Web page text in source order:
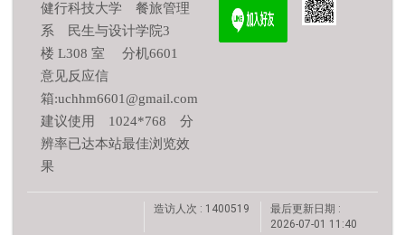
健行科技大学 餐旅管理
系 民生与设计学院3
楼 L308 室 分机6601
意见反应信
箱:uchhm6601@gmail.com
建议使用 1024*768 分
辨率已达本站最佳浏览效
果
造访人次 : 1400519
最后更新日期 :
2026-07-01 11:40